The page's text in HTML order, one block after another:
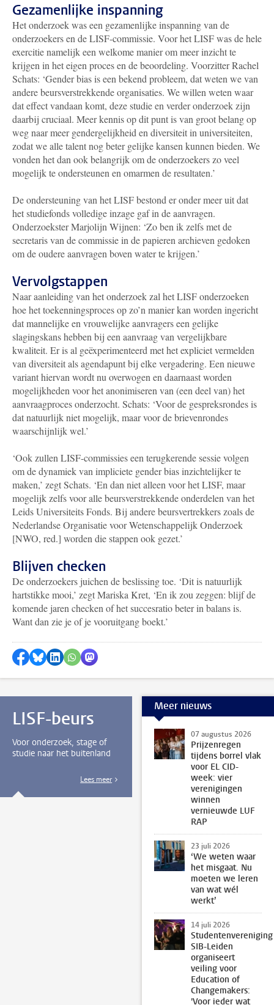
Gezamenlijke inspanning
Het onderzoek was een gezamenlijke inspanning van de
onderzoekers en de LISF-commissie. Voor het LISF was de hele
exercitie namelijk een welkome manier om meer inzicht te
krijgen in het eigen proces en de beoordeling. Voorzitter Rachel
Schats: ‘Gender bias is een bekend probleem, dat weten we van
andere beursverstrekkende organisaties. We willen weten waar
dat effect vandaan komt, deze studie en verder onderzoek zijn
daarbij cruciaal. Meer kennis op dit punt is van groot belang op
weg naar meer gendergelijkheid en diversiteit in universiteiten,
zodat we alle talent nog beter gelijke kansen kunnen bieden. We
vonden het dan ook belangrijk om de onderzoekers zo veel
mogelijk te ondersteunen en omarmen de resultaten.’
De ondersteuning van het LISF bestond er onder meer uit dat
het studiefonds volledige inzage gaf in de aanvragen.
Onderzoekster Marjolijn Wijnen: ‘Zo ben ik zelfs met de
secretaris van de commissie in de papieren archieven gedoken
om de oudere aanvragen boven water te krijgen.’
Vervolgstappen
Naar aanleiding van het onderzoek zal het LISF onderzoeken
hoe het toekenningsproces op zo’n manier kan worden ingericht
dat mannelijke en vrouwelijke aanvragers een gelijke
slagingskans hebben bij een aanvraag van vergelijkbare
kwaliteit. Er is al geëxperimenteerd met het expliciet vermelden
van diversiteit als agendapunt bij elke vergadering. Een nieuwe
variant hiervan wordt nu overwogen en daarnaast worden
mogelijkheden voor het anonimiseren van (een deel van) het
aanvraagproces onderzocht. Schats: ‘Voor de gespreksrondes is
dat natuurlijk niet mogelijk, maar voor de brievenrondes
waarschijnlijk wel.’
‘Ook zullen LISF-commissies een terugkerende sessie volgen
om de dynamiek van impliciete gender bias inzichtelijker te
maken,’ zegt Schats. ‘En dan niet alleen voor het LISF, maar
mogelijk zelfs voor alle beursverstrekkende onderdelen van het
Leids Universiteits Fonds. Bij andere beursvertrekkers zoals de
Nederlandse Organisatie voor Wetenschappelijk Onderzoek
[NWO, red.] worden die stappen ook gezet.’
Blijven checken
De onderzoekers juichen de beslissing toe. ‘Dit is natuurlijk
hartstikke mooi,’ zegt Mariska Kret, ‘En ik zou zeggen: blijf de
komende jaren checken of het succesratio beter in balans is.
Want dan zie je of je vooruitgang boekt.’
Delen op Facebook
Delen via Bluesky
Delen op LinkedIn
Delen via WhatsApp
Delen via Mastodon
LISF-beurs
Voor onderzoek, stage of
studie naar het buitenland
Lees meer
Meer nieuws
07 augustus 2026
Prijzenregen
tijdens borrel vlak
voor EL CID-
week: vier
verenigingen
winnen
vernieuwde LUF
RAP
23 juli 2026
‘We weten waar
het misgaat. Nu
moeten we leren
van wat wél
werkt’
14 juli 2026
Studentenvereniging
SIB-Leiden
organiseert
veiling voor
Education of
Changemakers:
'Voor ieder wat